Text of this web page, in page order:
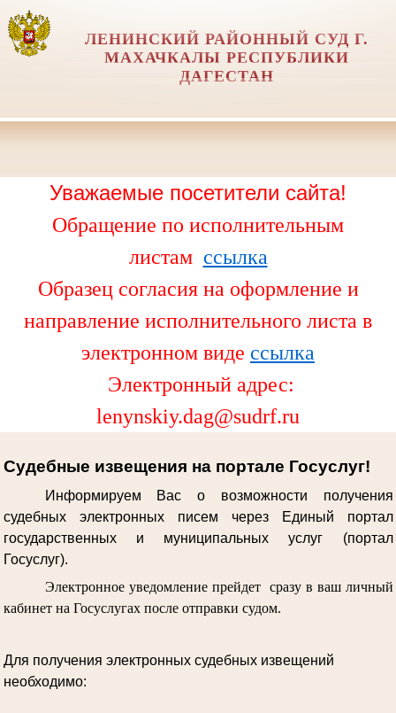
ЛЕНИНСКИЙ РАЙОННЫЙ СУД Г.
МАХАЧКАЛЫ РЕСПУБЛИКИ
ДАГЕСТАН
Уважаемые посетители сайта!
Обращение по исполнительным
листам ссылка
Образец согласия на оформление и
направление исполнительного листа в
электронном виде ссылка
Электронный адрес:
lenynskiy.dag@sudrf.ru
Судебные извещения на портале Госуслуг!
Информируем Вас о возможности получения
судебных электронных писем через Единый портал
государственных и муниципальных услуг (портал
Госуслуг).
Электронное уведомление прейдет сразу в ваш личный
кабинет на Госуслугах после отправки судом.
Для получения электронных судебных извещений
необходимо: